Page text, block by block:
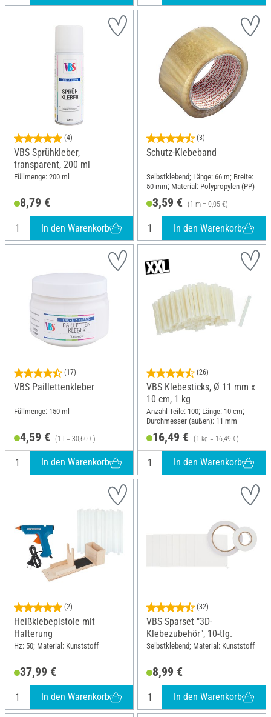
(4)
VBS Sprühkleber,
transparent, 200 ml
Füllmenge: 200 ml
8,79 €
In den Warenkorb
(3)
Schutz-Klebeband
Selbstklebend; Länge: 66 m; Breite:
50 mm; Material: Polypropylen (PP)
3,59 € (1 m = 0,05 €)
In den Warenkorb
(17)
VBS Paillettenkleber
Füllmenge: 150 ml
4,59 € (1 l = 30,60 €)
In den Warenkorb
(26)
VBS Klebesticks, Ø 11 mm x
10 cm, 1 kg
Anzahl Teile: 100; Länge: 10 cm;
Durchmesser (außen): 11 mm
16,49 € (1 kg = 16,49 €)
In den Warenkorb
(2)
Heißklebepistole mit
Halterung
Hz: 50; Material: Kunststoff
37,99 €
In den Warenkorb
(32)
VBS Sparset "3D-
Klebezubehör", 10-tlg.
Selbstklebend; Material: Kunststoff
8,99 €
In den Warenkorb